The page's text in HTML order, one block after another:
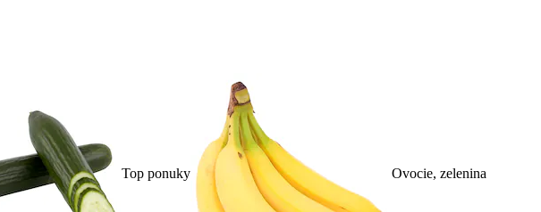
Top ponuky Ovocie, zelenina